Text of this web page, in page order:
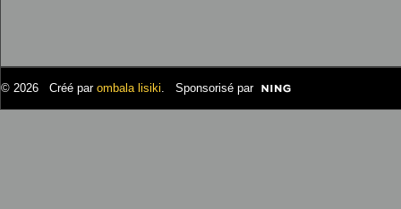
© 2026 Créé par ombala lisiki. Sponsorisé par